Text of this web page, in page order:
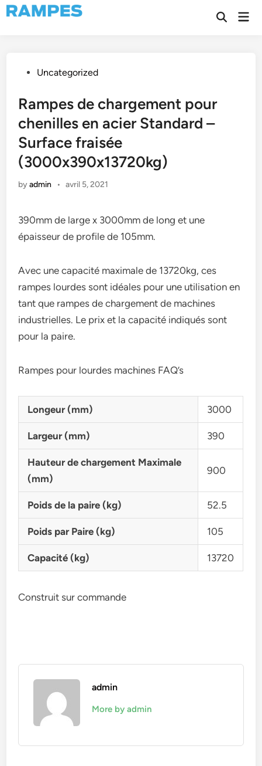
Skip
to
Open
PostedUncategorized
Rampes de chargement pour
chenilles en acier Standard –
Surface fraisée
(3000x390x13720kg)
byadmin • avril 5, 2021
390mm de large x 3000mm de long et une
épaisseur de profile de 105mm.
Avec une capacité maximale de 13720kg, ces
rampes lourdes sont idéales pour une utilisation en
tant que rampes de chargement de machines
industrielles. Le prix et la capacité indiqués sont
pour la paire.
Rampes pour lourdes machines FAQ’s
Longeur (mm) 3000
Largeur (mm) 390
Hauteur de chargement Maximale
(mm)
900
Poids de la paire (kg) 52.5
Poids par Paire (kg) 105
Capacité (kg) 13720
Construit sur commande
admin
More by admin